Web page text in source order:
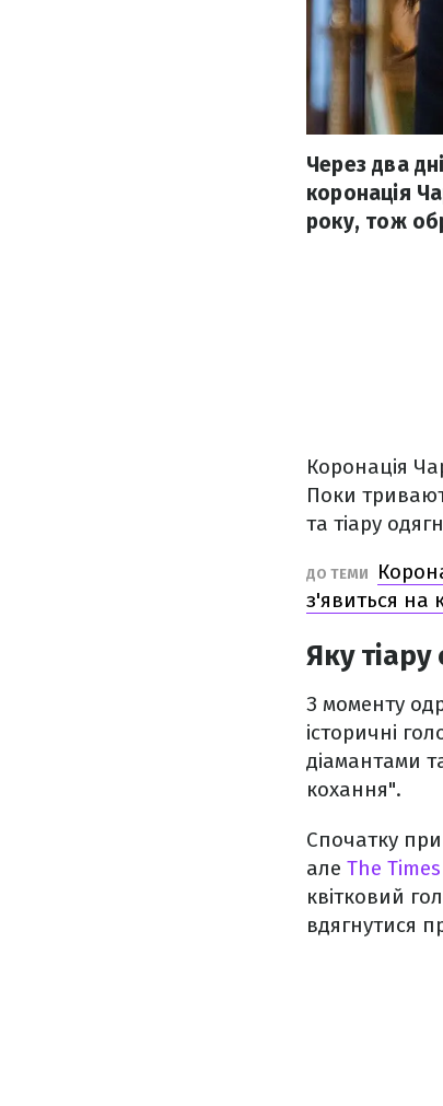
Через два
коронація
року, тож
Коронація
Поки
та тіару
ДО ТЕМИ
з'явиться на
Яку
З моменту
історичні
діамантами
кохання".
Спочатку
але The Times
квітковий
вдягнутися